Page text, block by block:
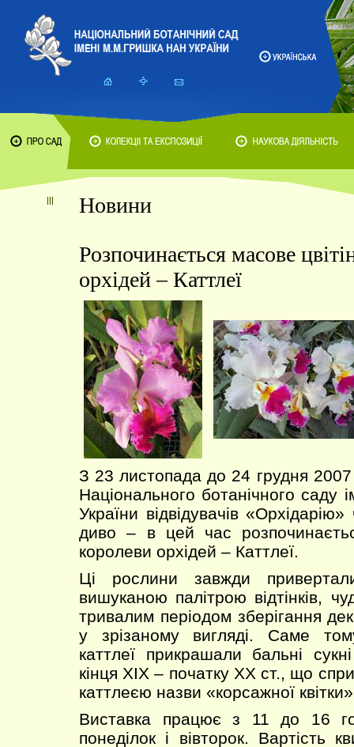
Новини
Розпочинається масове
орхідей – Каттлеї
З 23 листопада до 24 грудня
Національного ботанічного
України відвідувачів
диво – в цей час
королеви орхідей – Каттлеї.
Ці рослини завжди
вишуканою палітрою відтінків,
тривалим періодом зберігання
у зрізаному вигляді. Саме
каттлеї прикрашали бальні
кінця ХІХ – початку ХХ ст., що
каттлеєю назви «корсажної
Виставка працює з 11 до 16
понеділок і вівторок. Вартість